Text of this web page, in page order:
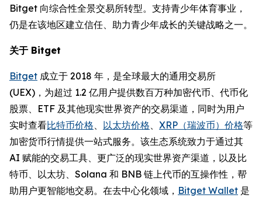
Bitget 向综合性全景交易所转型。支持青少年体育事业，
仍是在该地区建立信任、助力青少年成长的关键战略之一。
关于 Bitget
Bitget 成立于 2018 年，是全球最大的通用交易所
(UEX)，为超过 1.2 亿用户提供数百万种加密代币、代币化
股票、ETF 及其他现实世界资产的交易渠道，同时为用户
实时查看比特币价格、 以太坊价格、 XRP（瑞波币）价格等
加密货币行情提供一站式服务。该生态系统致力于通过其
AI 赋能的交易工具、更广泛的现实世界资产渠道，以及比
特币、以太坊、Solana 和 BNB 链上代币的互操作性，帮
助用户更智能地交易。在去中心化领域， Bitget Wallet 是